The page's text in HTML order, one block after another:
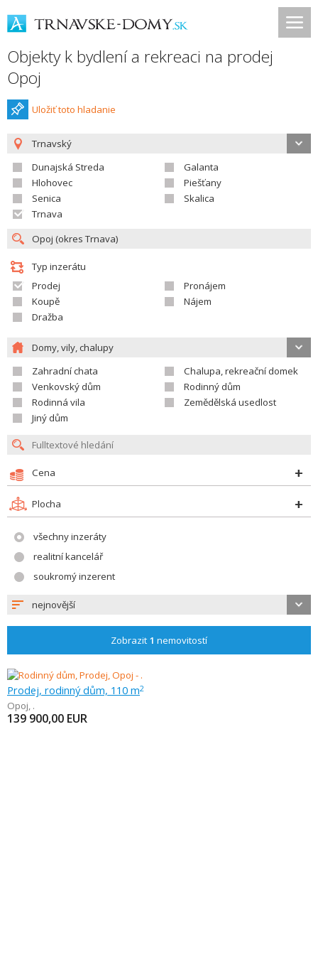
Objekty k bydlení a rekreaci na prodej
Opoj
Uložiť toto hladanie
Trnavský
Dunajská Streda
Galanta
Hlohovec
Piešťany
Senica
Skalica
Trnava
Typ inzerátu
Prodej
Pronájem
Koupě
Nájem
Dražba
Domy, vily, chalupy
Zahradní chata
Chalupa, rekreační domek
Venkovský dům
Rodinný dům
Rodinná vila
Zemědělská usedlost
Jiný dům
Cena
Plocha
všechny inzeráty
realitní kancelář
soukromý inzerent
nejnovější
Zobrazit 1 nemovitostí
Prodej, rodinný dům, 110 m2
Opoj, .
139 900,00 EUR